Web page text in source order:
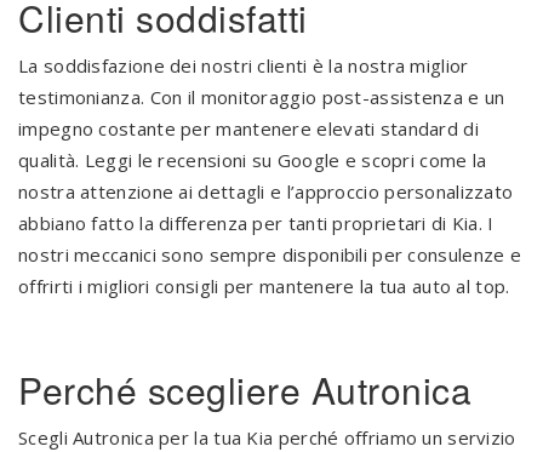
Clienti soddisfatti
La soddisfazione dei nostri clienti è la nostra miglior
testimonianza. Con il monitoraggio post-assistenza e un
impegno costante per mantenere elevati standard di
qualità. Leggi le recensioni su Google e scopri come la
nostra attenzione ai dettagli e l’approccio personalizzato
abbiano fatto la differenza per tanti proprietari di Kia. I
nostri meccanici sono sempre disponibili per consulenze e
offrirti i migliori consigli per mantenere la tua auto al top.
Perché scegliere Autronica
Scegli Autronica per la tua Kia perché offriamo un servizio